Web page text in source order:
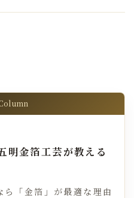
明金箔工芸が教える
「金箔」が最適な理由